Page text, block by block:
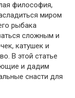
философия,
миром
рыбака
сложным и
катушек и
В этой статье
и дадим
снасти для